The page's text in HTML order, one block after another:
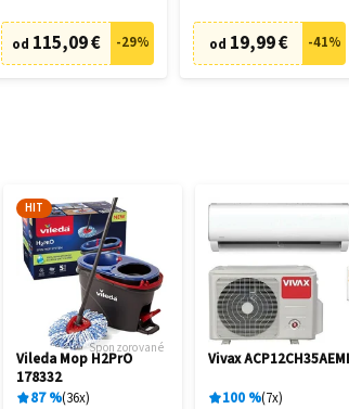
od 115,09 € -29% od 19,99 € -41%
HIT
Sponzorované
Vileda Mop H2PrO
178332
87% 36x
Vivax ACP12CH35AEMI
100 % 7x